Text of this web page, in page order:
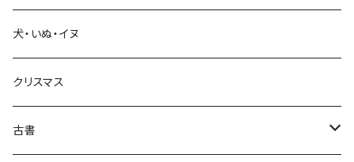
生活・暮らし
芸術・絵画・写真
絵本・児童書
犬・いぬ・イヌ
クリスマス
古書